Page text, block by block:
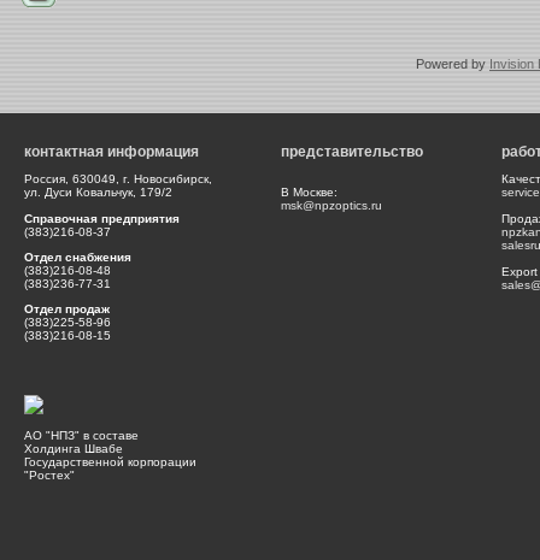
Powered by Invision
контактная информация
Россия, 630049, г. Новосибирск,
ул. Дуси Ковальчук, 179/2
Справочная предприятия
(383)216-08-37
Отдел снабжения
(383)216-08-48
(383)236-77-31
Отдел продаж
(383)225-58-96
(383)216-08-15
представительство
В Москве:
msk@npzoptics.ru
АО "НПЗ" в составе
Холдинга Швабе
Государственной корпорации
"Ростех"